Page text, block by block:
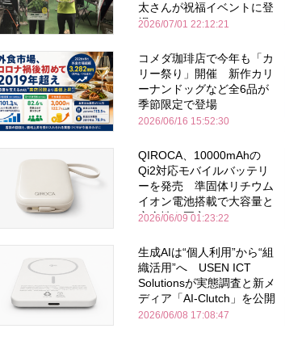
太さんが祝福イベントに登
場
2026/07/01 22:12:21
コメダ珈琲店で今年も「カ
リー祭り」開催 新作カリ
ーナンドッグなど全6品が
季節限定で登場
2026/06/16 15:52:30
QIROCA、10000mAhの
Qi2対応モバイルバッテリ
ーを発売 準固体リチウム
イオン電池搭載で大容量と
安全性を両立
2026/06/09 01:23:22
生成AIは“個人利用”から“組
織活用”へ USEN ICT
Solutionsが実態調査と新メ
ディア「AI-Clutch」を公開
2026/06/08 17:08:47